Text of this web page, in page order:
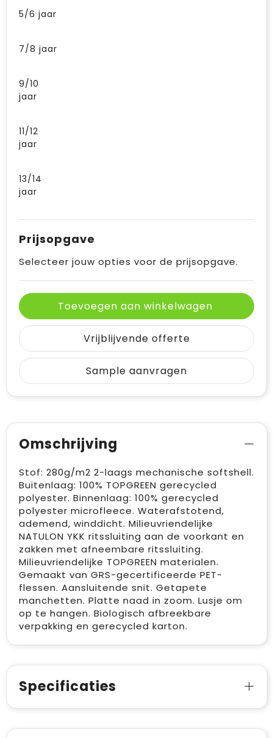
5/6 jaar
7/8 jaar
9/10
jaar
11/12
jaar
13/14
jaar
Prijsopgave
Selecteer jouw opties voor de prijsopgave.
Toevoegen aan winkelwagen
Vrijblijvende offerte
Sample aanvragen
Omschrijving
Stof: 280g/m2 2-laags mechanische softshell.
Buitenlaag: 100% TOPGREEN gerecycled
polyester. Binnenlaag: 100% gerecycled
polyester microfleece. Waterafstotend,
ademend, winddicht. Milieuvriendelijke
NATULON YKK ritssluiting aan de voorkant en
zakken met afneembare ritssluiting.
Milieuvriendelijke TOPGREEN materialen.
Gemaakt van GRS-gecertificeerde PET-
flessen. Aansluitende snit. Getapete
manchetten. Platte naad in zoom. Lusje om
op te hangen. Biologisch afbreekbare
verpakking en gerecycled karton.
Specificaties